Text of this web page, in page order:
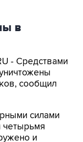
в
- Средствами
сообщил
силами
и
летательных